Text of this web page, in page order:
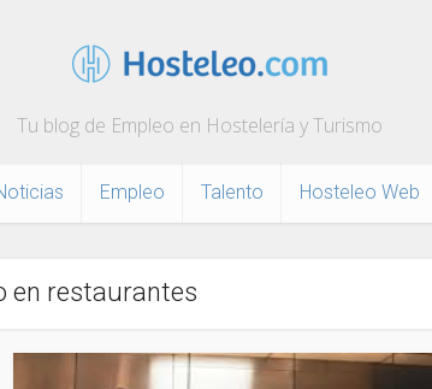
Tu blog de Empleo en Hostelería y Turismo
Empleo Talento Hosteleo Web
en restaurantes